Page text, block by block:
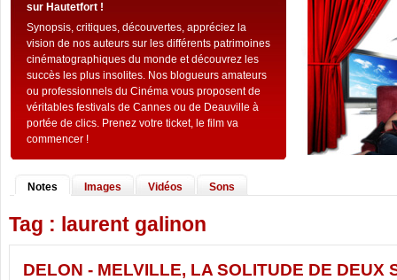
sur Hautetfort !
Synopsis, critiques, découvertes, appréciez la
vision de nos auteurs sur les différents patrimoines
cinématographiques du monde et découvrez les
succès les plus insolites. Nos blogueurs amateurs
ou professionnels du Cinéma vous proposent de
véritables festivals de Cannes ou de Deauville à
portée de clics. Prenez votre ticket, le film va
commencer !
Notes Images Vidéos Sons
Tag : laurent galinon
DELON - MELVILLE, LA SOLITUDE DE DEUX